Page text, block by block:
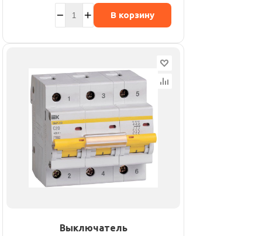
В корзину
Выключатель